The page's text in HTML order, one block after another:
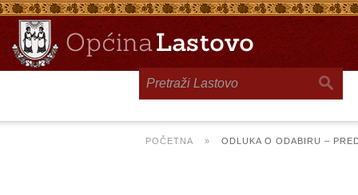
POČETNA » ODLUKA O ODABIRU –